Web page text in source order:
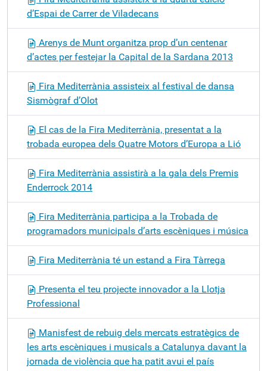
d’Espai de Carrer de Viladecans
Arenys de Munt organitza prop d’un centenar
d’actes per festejar la Capital de la Sardana 2013
Fira Mediterrània assisteix al festival de dansa
Sismògraf d’Olot
El cas de la Fira Mediterrània, presentat a la
trobada europea dels Quatre Motors d’Europa a Lió
Fira Mediterrània assistirà a la gala dels Premis
Enderrock 2014
Fira Mediterrània participa a la Trobada de
programadors municipals d’arts escèniques i música
Fira Mediterrània té un estand a Fira Tàrrega
Presenta el teu projecte innovador a la Llotja
Professional
Manisfest de rebuig dels mercats estratègics de
les arts escèniques i musicals a Catalunya davant la
jornada de violència que ha patit avui el país